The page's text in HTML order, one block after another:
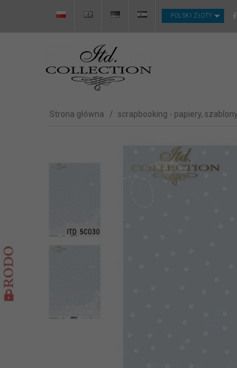
CURRENCY_H
POLSKI ZŁOTY
Strona główna scrapbooking - papiery, szablony